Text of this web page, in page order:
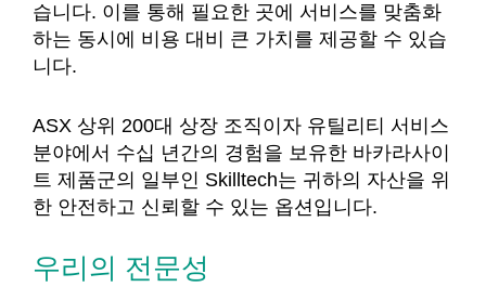
습니다. 이를 통해 필요한 곳에 서비스를 맞춤화
하는 동시에 비용 대비 큰 가치를 제공할 수 있습
니다.
ASX 상위 200대 상장 조직이자 유틸리티 서비스
분야에서 수십 년간의 경험을 보유한 바카라사이
트 제품군의 일부인 Skilltech는 귀하의 자산을 위
한 안전하고 신뢰할 수 있는 옵션입니다.
우리의 전문성